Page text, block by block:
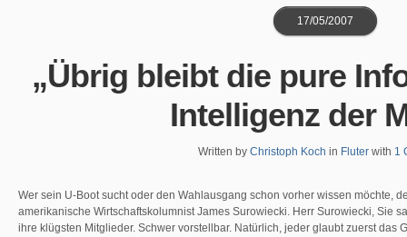
„Übrig bleibt die pure
Intelligenz der
Written by Christoph Koch
17/05/2007
in Fluter with 1
Wer sein U-Boot sucht oder den Wahlausgang schon vorher wissen möchte,
amerikanische Wirtschaftskolumnist James Surowiecki. Herr Surowiecki, Sie
ihre klügsten Mitglieder. Schwer vorstellbar. Natürlich, jeder glaubt zuerst das